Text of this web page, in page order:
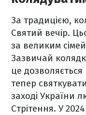
За традицією,
Святий вечір.
за великим
Зазвичай
це
тепер
заході України
Стрітення. У